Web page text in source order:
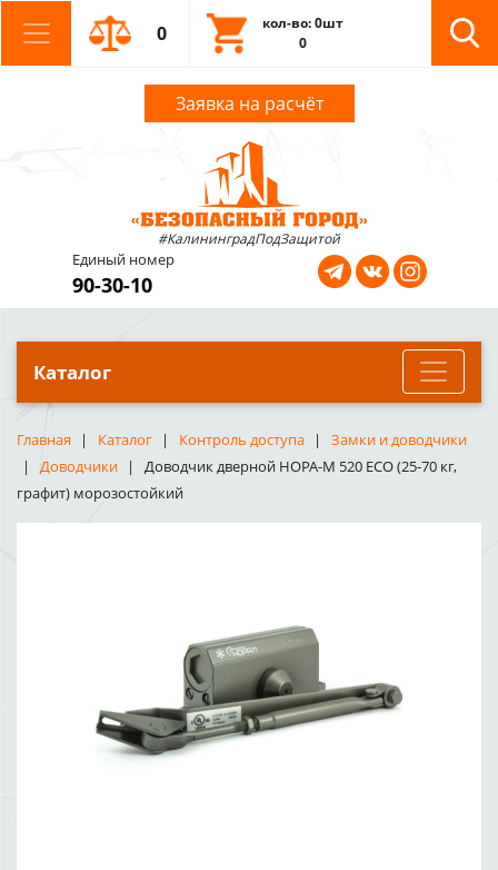
0
кол-во: 0шт
0
Заявка на расчёт
#КалининградПодЗащитой
Единый номер
90-30-10
Каталог
Главная Каталог Контроль доступа
Замки и доводчики
Доводчики
Доводчик дверной НОРА-М 520 ЕСО (25-70 кг,
графит) морозостойкий